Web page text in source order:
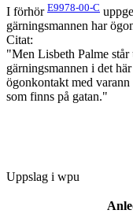
I förhör E9978-00-C
gärningsmannen har
Citat:
"Men Lisbeth Palme
gärningsmannen i det
ögonkontakt med
som finns på gatan."
Uppslag i wpu